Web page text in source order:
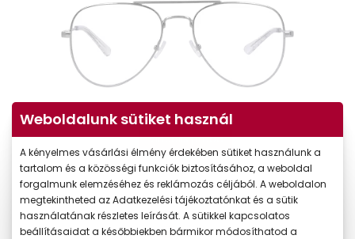
Virtuális próba
Weboldalunk sütiket használ
A kényelmes vásárlási élmény érdekében sütiket használunk a
tartalom és a közösségi funkciók biztosításához, a weboldal
forgalmunk elemzéséhez és reklámozás céljából. A weboldalon
megtekintheted az Adatkezelési tájékoztatónkat és a sütik
használatának részletes leírását. A sütikkel kapcsolatos
beállításaidat a későbbiekben bármikor módosíthatod a